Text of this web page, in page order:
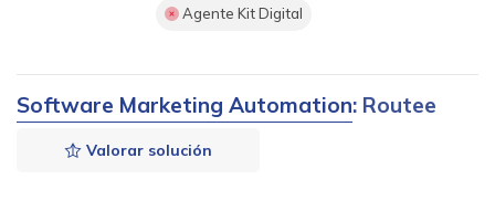
Agente Kit Digital
Software Marketing Automation: Routee
Valorar solución